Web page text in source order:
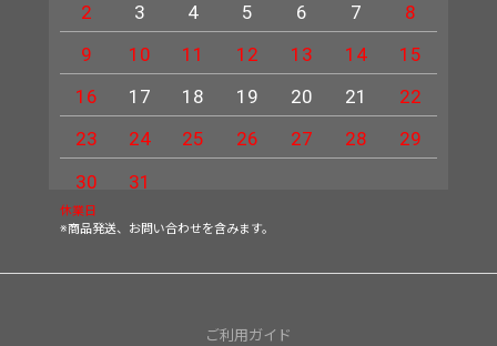
2
3 4 5 6 7
8
9
10 11 12 13 14
15
16
17 18 19 20 21
22
23
24 25 26 27 28
29
30
31
休業日
※商品発送、お問い合わせを含みます。
ご利用ガイド